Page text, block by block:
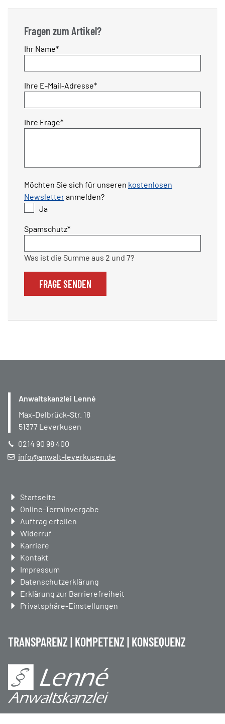
Fragen zum Artikel?
Pflichtfeld
Ihr Name*
Pflichtfeld
Ihre E-Mail-Adresse*
Pflichtfeld
Ihre Frage*
Möchten Sie sich für unseren kostenlosen
Newsletteranmelden?
Ja
Pflichtfeld
Spamschutz*
Was ist die Summe aus 2 und 7?
FRAGE SENDEN
Anwaltskanzlei Lenné
Max-Delbrück-Str. 18
51377 Leverkusen
0214 90 98 400
info@anwalt-leverkusen.de
Navigation
überspringen
Startseite
Online-Terminvergabe
Auftrag erteilen
Widerruf
Karriere
Kontakt
Impressum
Datenschutzerklärung
Erklärung zur Barrierefreiheit
Privatsphäre-Einstellungen
TRANSPARENZ | KOMPETENZ | KONSEQUENZ